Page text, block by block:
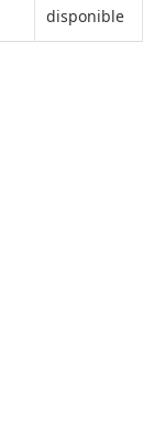
disponible